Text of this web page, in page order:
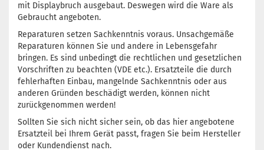
mit Displaybruch ausgebaut. Deswegen wird die Ware als
Gebraucht angeboten.
Reparaturen setzen Sachkenntnis voraus. Unsachgemäße
Reparaturen können Sie und andere in Lebensgefahr
bringen. Es sind unbedingt die rechtlichen und gesetzlichen
Vorschriften zu beachten (VDE etc.). Ersatzteile die durch
fehlerhaften Einbau, mangelnde Sachkenntnis oder aus
anderen Gründen beschädigt werden, können nicht
zurückgenommen werden!
Sollten Sie sich nicht sicher sein, ob das hier angebotene
Ersatzteil bei Ihrem Gerät passt, fragen Sie beim Hersteller
oder Kundendienst nach.